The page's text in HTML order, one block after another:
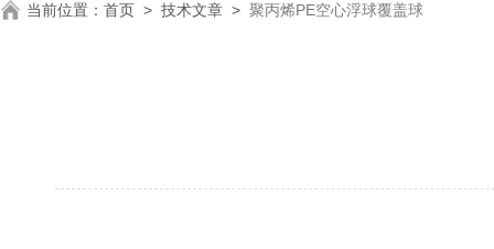
当前位置： 首页 > 技术文章 > 聚丙烯PE空心浮球覆盖球